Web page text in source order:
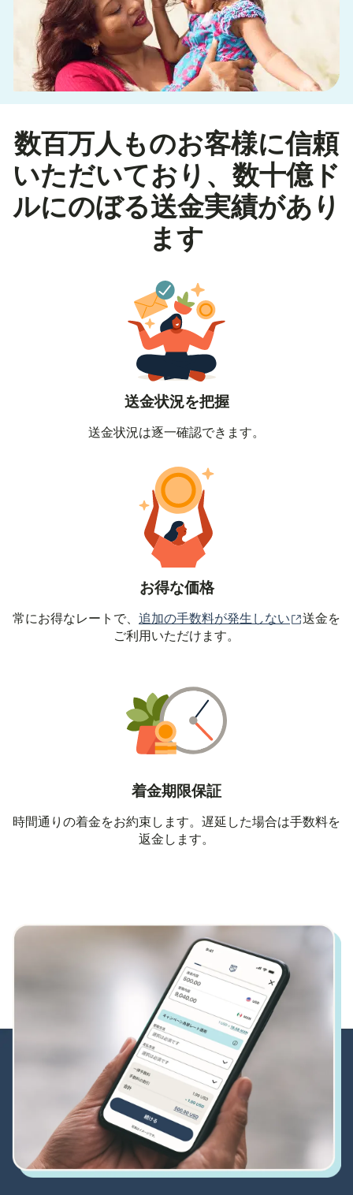
数百万人ものお客様に信頼
いただいており、数十億ド
ルにのぼる送金実績があり
ます
送金状況を把握
送金状況は逐一確認できます。
お得な価格
常にお得なレートで、 追加の手数料が発生しない （別ウ
送金を
ご利用いただけます。
着金期限保証
時間通りの着金をお約束します。遅延した場合は手数料を
返金します。